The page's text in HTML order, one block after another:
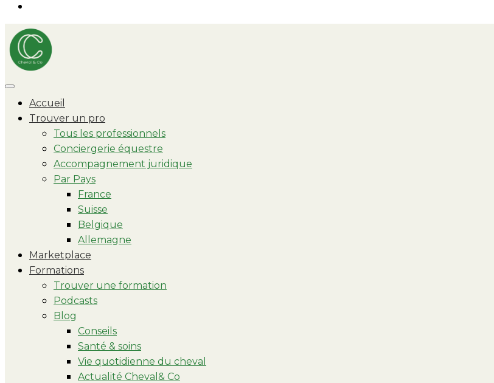
Accueil
Trouver un pro
Tous les professionnels
Conciergerie équestre
Accompagnement juridique
Par Pays
France
Suisse
Belgique
Allemagne
Marketplace
Formations
Trouver une formation
Podcasts
Blog
Conseils
Santé & soins
Vie quotidienne du cheval
Actualité Cheval& Co